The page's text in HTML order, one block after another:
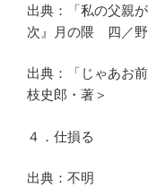
出典：「私の父親
次』月の隈 四／野
出典：「じゃあお
枝史郎・著＞
４．仕損る
出典：不明